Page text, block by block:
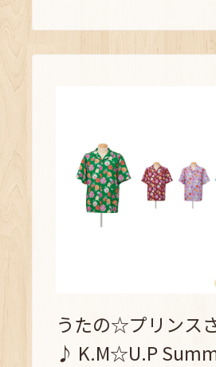
うたの☆プリンス
♪ K.M☆U.P